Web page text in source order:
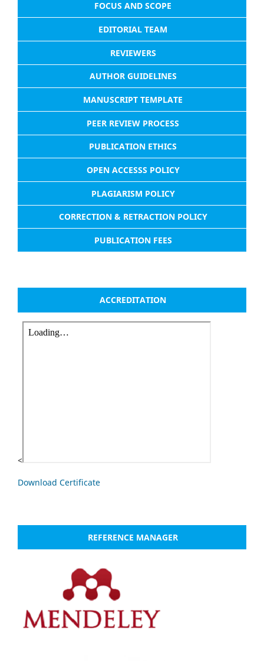
FOCUS AND SCOPE
EDITORIAL TEAM
REVIEWERS
AUTHOR GUIDELINES
MANUSCRIPT TEMPLATE
PEER REVIEW PROCESS
PUBLICATION ETHICS
OPEN ACCESSS POLICY
PLAGIARISM POLICY
CORRECTION & RETRACTION POLICY
PUBLICATION FEES
ACCREDITATION
<
Download Certificate
REFERENCE MANAGER